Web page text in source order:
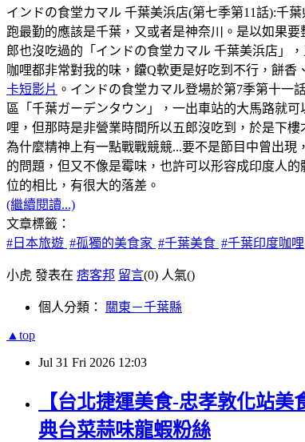
インドの食堂カマル 千葉美浜店(第七季第11話):千
跑最勤的應該是千葉，又或者是神奈川。是以如果
郎也沒吃過的「インドの食堂カマル 千葉美浜店」
咖哩都非常對我的味，饢Q軟更是好吃到不行，餅
卡短影片 。インドの食堂カマル登場於第7季第十
區「千葉ガーデンタウン」，一出車站的大馬路就
哩，但那時是非營業時間所以五郎沒吃到，於是下
為什麼精神上有一點戰戰競競...要不是節目中曾出
的問題，但又不像是霉味，也許可以形容成印度人
位的相比，有很大的落差。
(繼續閱讀...)
文章標籤：
#日本旅遊 #孤獨的美食家 #千葉美食 #千葉印度咖哩
小虎 發表在 痞客邦 留言(0) 人氣()
個人分類： 關東－千葉縣
▲top
Jul 31 Fri 2026 12:03
【台北捷運美食-忠孝敦化站
典台菜蒜味龍蝦粉絲